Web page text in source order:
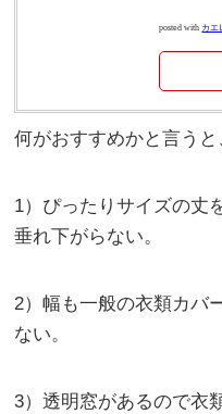
posted with カエ
何がおすすめかと言うと
1）ぴったりサイズの丈
垂れ下がらない。
2）幅も一般の衣類カバ
ない。
3）透明窓があるので衣